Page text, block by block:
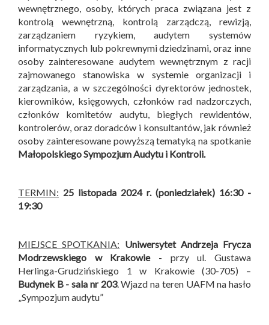
wewnętrznego, osoby, których praca związana jest z
kontrolą wewnętrzną, kontrolą zarządczą, rewizją,
zarządzaniem ryzykiem, audytem systemów
informatycznych lub pokrewnymi dziedzinami, oraz inne
osoby zainteresowane audytem wewnętrznym z racji
zajmowanego stanowiska w systemie organizacji i
zarządzania, a w szczególności dyrektorów jednostek,
kierowników, księgowych, członków rad nadzorczych,
członków komitetów audytu, biegłych rewidentów,
kontrolerów, oraz doradców i konsultantów, jak również
osoby zainteresowane powyższą tematyką na spotkanie
Małopolskiego Sympozjum Audytu i Kontroli.
TERMIN: 25 listopada 2024 r. (poniedziałek) 16:30 -
19:30
MIEJSCE SPOTKANIA: Uniwersytet Andrzeja Frycza
Modrzewskiego w Krakowie- przy ul. Gustawa
Herlinga-Grudzińskiego 1 w Krakowie (30-705) –
Budynek B - sala nr 203. Wjazd na teren UAFM na hasło
„Sympozjum audytu”